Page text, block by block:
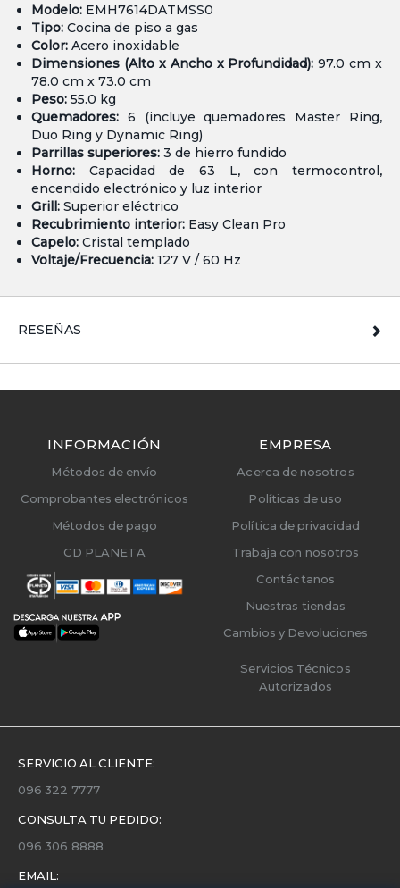
Modelo: EMH7614DATMSS0
Tipo: Cocina de piso a gas
Color: Acero inoxidable
Dimensiones (Alto x Ancho x Profundidad): 97.0 cm x
78.0 cm x 73.0 cm
Peso: 55.0 kg
Quemadores: 6 (incluye quemadores Master Ring,
Duo Ring y Dynamic Ring)
Parrillas superiores: 3 de hierro fundido
Horno: Capacidad de 63 L, con termocontrol,
encendido electrónico y luz interior
Grill: Superior eléctrico
Recubrimiento interior: Easy Clean Pro
Capelo: Cristal templado
Voltaje/Frecuencia: 127 V / 60 Hz
RESEÑAS
INFORMACIÓN
Métodos de envío
Comprobantes electrónicos
Métodos de pago
CD PLANETA
EMPRESA
Acerca de nosotros
Políticas de uso
Política de privacidad
Trabaja con nosotros
Contáctanos
Nuestras tiendas
Cambios y Devoluciones
Servicios Técnicos
Autorizados
SERVICIO AL CLIENTE:
096 322 7777
CONSULTA TU PEDIDO:
096 306 8888
EMAIL: